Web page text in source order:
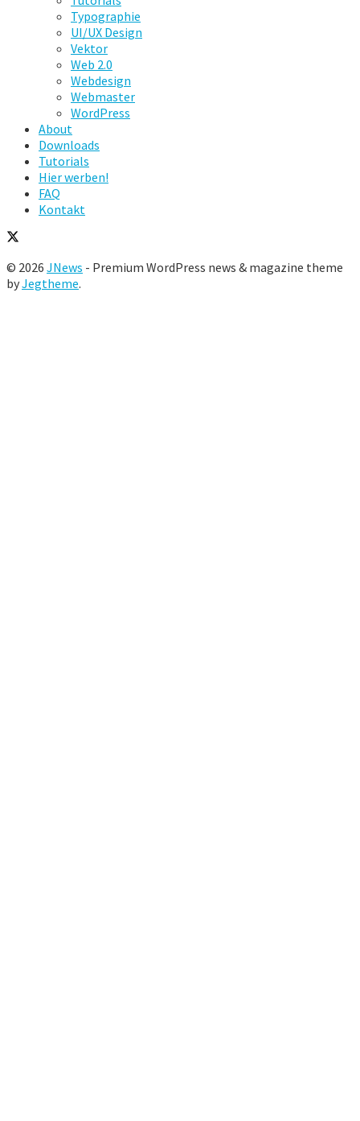
Typographie
UI/UX Design
Vektor
Web 2.0
Webdesign
Webmaster
WordPress
About
Downloads
Tutorials
Hier werben!
FAQ
Kontakt
© 2026 JNews - Premium WordPress news & magazine theme
byJegtheme.